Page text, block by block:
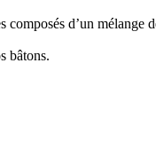
d’un
bâtons.